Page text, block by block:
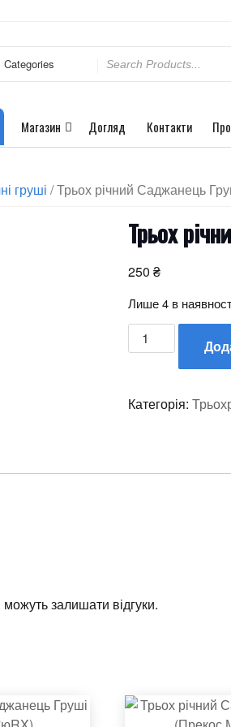
Магазин Догляд Контакти
груші / Трьох річний Саджанець
Трьох
250 ₴
Лише 4 в
Категорія:
залишати відгуки.